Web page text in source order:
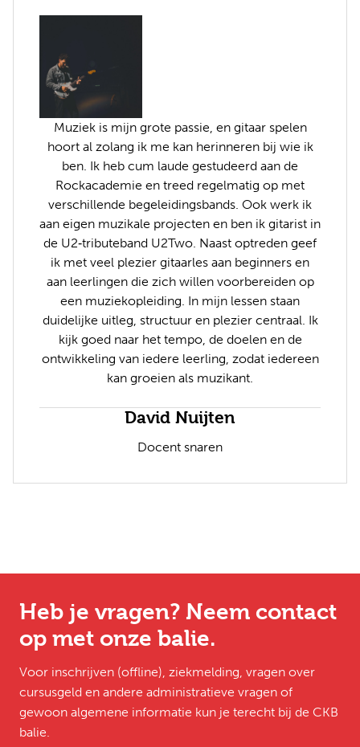
Muziek is mijn grote passie, en gitaar spelen
hoort al zolang ik me kan herinneren bij wie ik
ben. Ik heb cum laude gestudeerd aan de
Rockacademie en treed regelmatig op met
verschillende begeleidingsbands. Ook werk ik
aan eigen muzikale projecten en ben ik gitarist in
de U2‑tributeband U2Two. Naast optreden geef
ik met veel plezier gitaarles aan beginners en
aan leerlingen die zich willen voorbereiden op
een muziekopleiding. In mijn lessen staan
duidelijke uitleg, structuur en plezier centraal. Ik
kijk goed naar het tempo, de doelen en de
ontwikkeling van iedere leerling, zodat iedereen
kan groeien als muzikant.
David Nuijten
Docent snaren
Heb je vragen? Neem contact
op met onze balie.
Voor inschrijven (offline), ziekmelding, vragen over
cursusgeld en andere administratieve vragen of
gewoon algemene informatie kun je terecht bij de CKB
balie.